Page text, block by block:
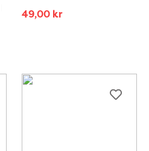
49,00 kr